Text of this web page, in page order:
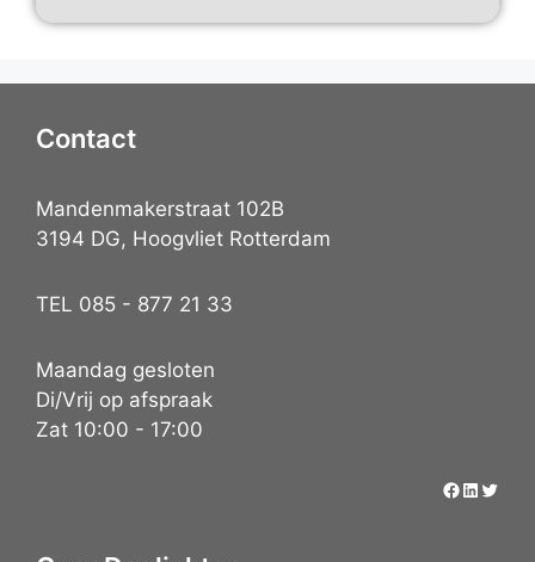
Contact
Mandenmakerstraat 102B
3194 DG, Hoogvliet Rotterdam
TEL 085 - 877 21 33
Maandag gesloten
Di/Vrij op afspraak
Zat 10:00 - 17:00